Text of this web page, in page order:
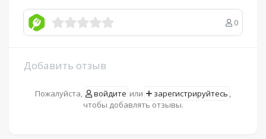
0
Добавить отзыв
Пожалуйста, войдите или зарегистрируйтесь ,
чтобы добавлять отзывы.